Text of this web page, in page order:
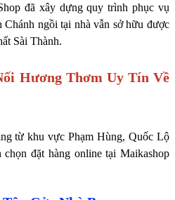
đã xây dựng quy trình phục vụ
ngồi tại nhà vẫn sở hữu được
Sài Thành.
Hương Thơm Uy Tín Về
từ khu vực Phạm Hùng, Quốc Lộ
đặt hàng online tại Maikashop